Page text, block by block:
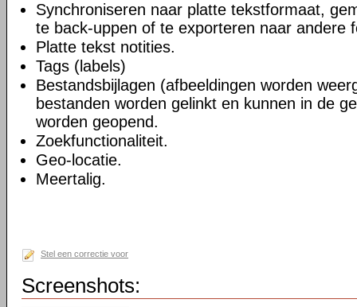
Synchroniseren naar platte tekstformaat,
te back-uppen of te exporteren naar andere
Platte tekst notities.
Tags (labels)
Bestandsbijlagen (afbeeldingen worden
bestanden worden gelinkt en kunnen in de
worden geopend.
Zoekfunctionaliteit.
Geo-locatie.
Meertalig.
Stel een correctie voor
Screenshots: